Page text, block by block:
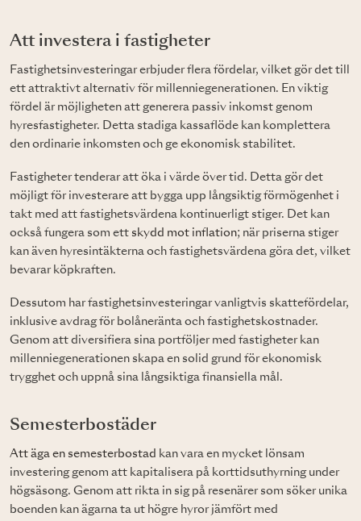
Att investera i fastigheter
Fastighetsinvesteringar erbjuder flera fördelar, vilket gör det till
ett attraktivt alternativ för millenniegenerationen. En viktig
fördel är möjligheten att generera passiv inkomst genom
hyresfastigheter. Detta stadiga kassaflöde kan komplettera
den ordinarie inkomsten och ge ekonomisk stabilitet.
Fastigheter tenderar att öka i värde över tid. Detta gör det
möjligt för investerare att bygga upp långsiktig förmögenhet i
takt med att fastighetsvärdena kontinuerligt stiger. Det kan
också fungera som ett skydd mot inflation; när priserna stiger
kan även hyresintäkterna och fastighetsvärdena göra det, vilket
bevarar köpkraften.
Dessutom har fastighetsinvesteringar vanligtvis skattefördelar,
inklusive avdrag för bolåneränta och fastighetskostnader.
Genom att diversifiera sina portföljer med fastigheter kan
millenniegenerationen skapa en solid grund för ekonomisk
trygghet och uppnå sina långsiktiga finansiella mål.
Semesterbostäder
Att äga en semesterbostad kan vara en mycket lönsam
investering genom att kapitalisera på korttidsuthyrning under
högsäsong. Genom att rikta in sig på resenärer som söker unika
boenden kan ägarna ta ut högre hyror jämfört med